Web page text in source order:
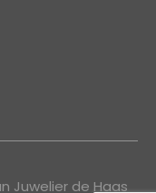
Juwelier de Haas